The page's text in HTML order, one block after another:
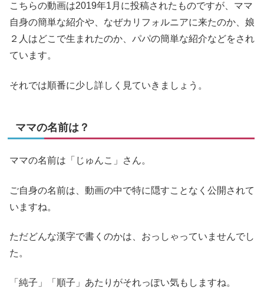
こちらの動画は2019年1月に投稿されたものですが、ママ
自身の簡単な紹介や、なぜカリフォルニアに来たのか、娘
２人はどこで生まれたのか、パパの簡単な紹介などをされ
ています。
それでは順番に少し詳しく見ていきましょう。
ママの名前は？
ママの名前は「じゅんこ」さん。
ご自身の名前は、動画の中で特に隠すことなく公開されて
いますね。
ただどんな漢字で書くのかは、おっしゃっていませんでし
た。
「純子」「順子」あたりがそれっぽい気もしますね。